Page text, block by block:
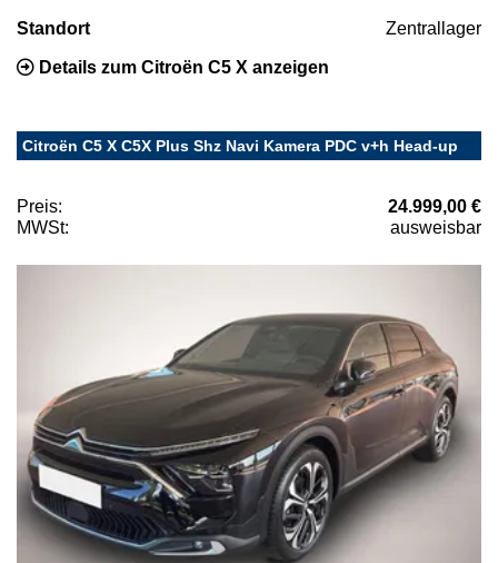
Standort Zentrallager
Details zum Citroën C5 X anzeigen
Citroën C5 X C5X Plus Shz Navi Kamera PDC v+h Head-up
Preis:
24.999,00 €
MWSt:
ausweisbar